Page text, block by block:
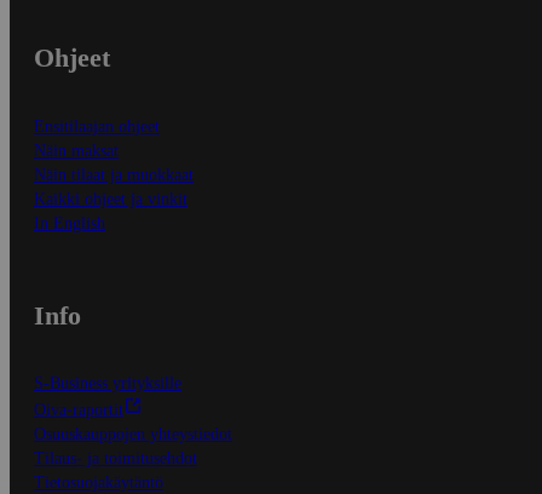
Ohjeet
Ensitilaajan ohjeet
Näin maksat
Näin tilaat ja muokkaat
Kaikki ohjeet ja vinkit
In English
Info
S-Business yrityksille
Oiva-raportit
Osuuskauppojen yhteystiedot
Tilaus- ja toimitusehdot
Tietosuojakäytäntö